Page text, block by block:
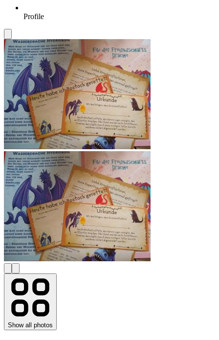
Profile
Show all photos